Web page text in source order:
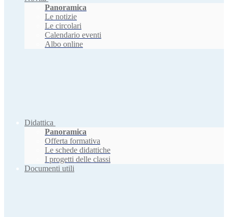
Panoramica
Le notizie
Le circolari
Calendario eventi
Albo online
Didattica
Panoramica
Offerta formativa
Le schede didattiche
I progetti delle classi
Documenti utili